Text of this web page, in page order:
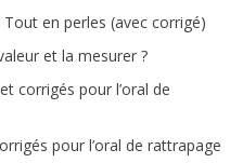
en perles (avec corrigé)
et la mesurer ?
corrigés pour l’oral de
pour l’oral de rattrapage